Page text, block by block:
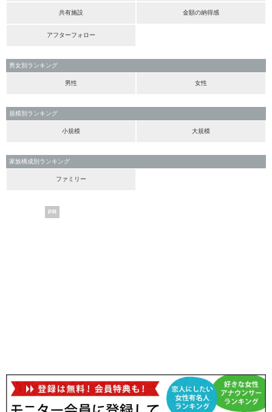
共有施設 金額の納得感
アフターフォロー
男女別ランキング
男性 女性
規模別ランキング
小規模 大規模
家族構成別ランキング
ファミリー
PR